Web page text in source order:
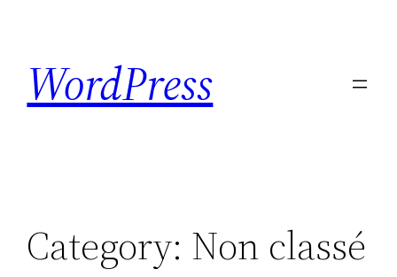
content
WordPress
Category: Non classé